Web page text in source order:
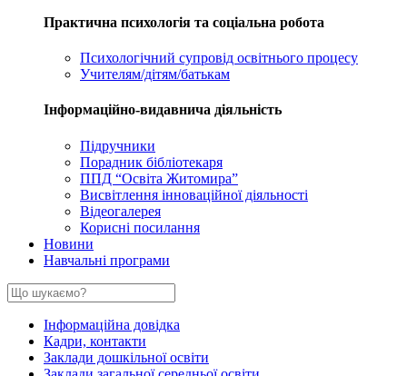
Практична психологія та соціальна робота
Психологічний супровід освітнього процесу
Учителям/дітям/батькам
Інформаційно-видавнича діяльність
Підручники
Порадник бібліотекаря
ППД “Освіта Житомира”
Висвітлення інноваційної діяльності
Відеогалерея
Корисні посилання
Новини
Навчальні програми
Інформаційна довідка
Кадри, контакти
Заклади дошкільної освіти